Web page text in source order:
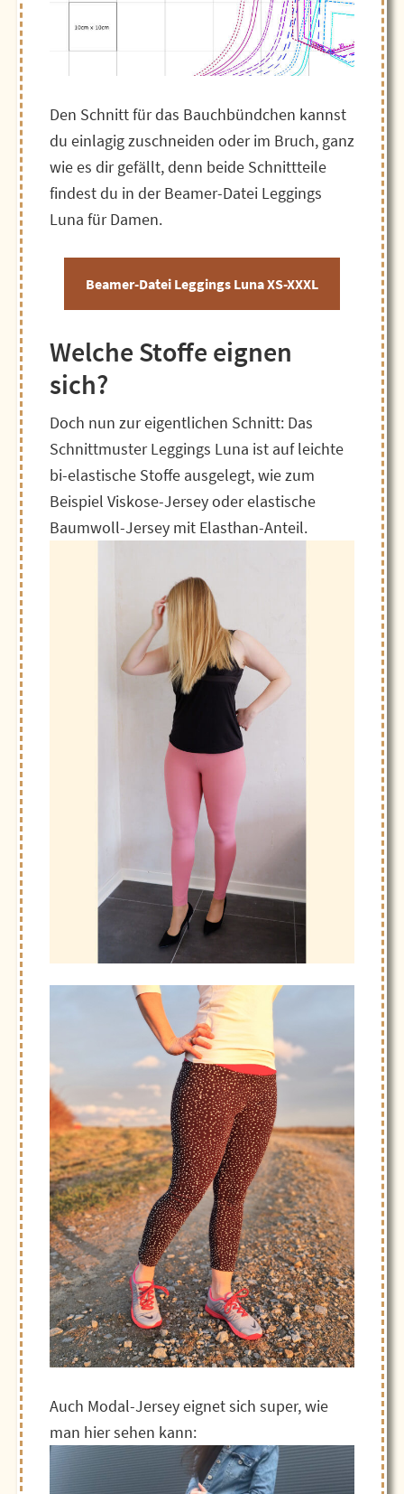
Den Schnitt für das Bauchbündchen kannst
du einlagig zuschneiden oder im Bruch, ganz
wie es dir gefällt, denn beide Schnittteile
findest du in der Beamer-Datei Leggings
Luna für Damen.
Beamer-Datei Leggings Luna XS-XXXL
Welche Stoffe eignen
sich?
Doch nun zur eigentlichen Schnitt: Das
Schnittmuster Leggings Luna ist auf leichte
bi-elastische Stoffe ausgelegt, wie zum
Beispiel Viskose-Jersey oder elastische
Baumwoll-Jersey mit Elasthan-Anteil.
Auch Modal-Jersey eignet sich super, wie
man hier sehen kann: